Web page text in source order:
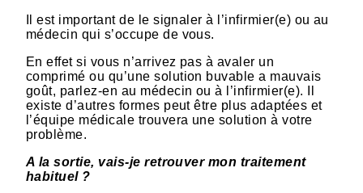
Il est important de le signaler à l’infirmier(e) ou au
médecin qui s’occupe de vous.
En effet si vous n’arrivez pas à avaler un
comprimé ou qu’une solution buvable a mauvais
goût, parlez-en au médecin ou à l’infirmier(e). Il
existe d’autres formes peut être plus adaptées et
l’équipe médicale trouvera une solution à votre
problème.
A la sortie, vais-je retrouver mon traitement
habituel ?